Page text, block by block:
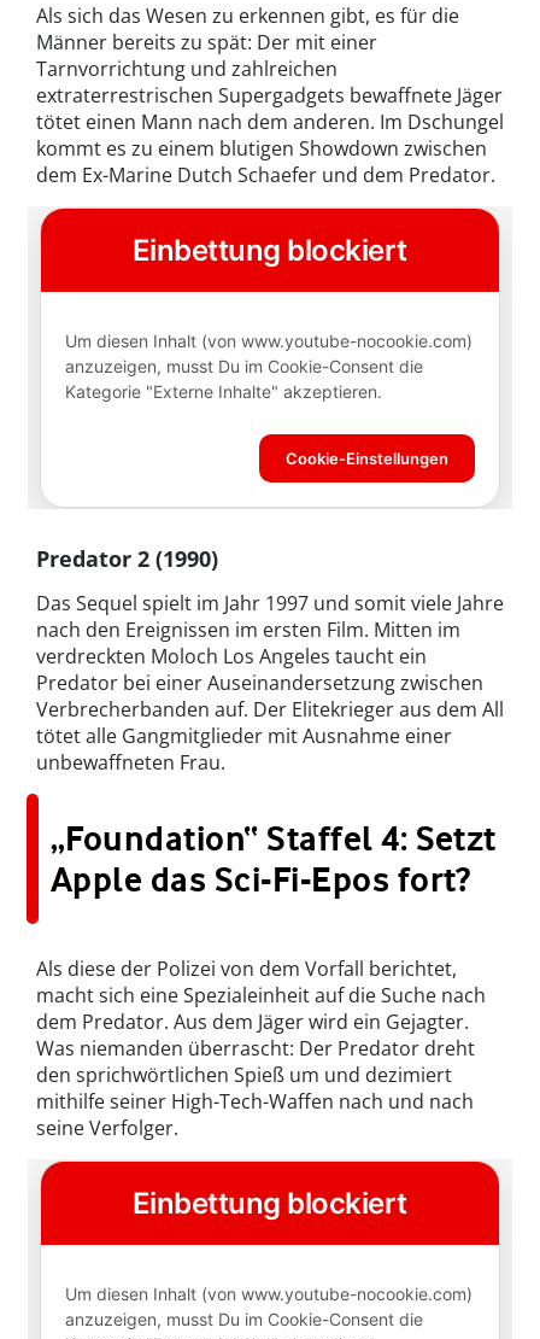
Als sich das Wesen zu erkennen gibt, es für die
Männer bereits zu spät: Der mit einer
Tarnvorrichtung und zahlreichen
extraterrestrischen Supergadgets bewaffnete Jäger
tötet einen Mann nach dem anderen. Im Dschungel
kommt es zu einem blutigen Showdown zwischen
dem Ex-Marine Dutch Schaefer und dem Predator.
Predator 2 (1990)
Das Sequel spielt im Jahr 1997 und somit viele Jahre
nach den Ereignissen im ersten Film. Mitten im
verdreckten Moloch Los Angeles taucht ein
Predator bei einer Auseinandersetzung zwischen
Verbrecherbanden auf. Der Elitekrieger aus dem All
tötet alle Gangmitglieder mit Ausnahme einer
unbewaffneten Frau.
„Foundation“ Staffel 4: Setzt
Apple das Sci-Fi-Epos fort?
Als diese der Polizei von dem Vorfall berichtet,
macht sich eine Spezialeinheit auf die Suche nach
dem Predator. Aus dem Jäger wird ein Gejagter.
Was niemanden überrascht: Der Predator dreht
den sprichwörtlichen Spieß um und dezimiert
mithilfe seiner High-Tech-Waffen nach und nach
seine Verfolger.